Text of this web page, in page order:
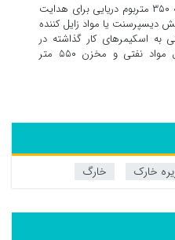
وی اظهار کرد: شناور دریاپاک مجهز به ۳۵۰ متربوم دریایی برای هدایت
دیسپرسنت یا مواد زایل کننده
به اسکیمرهای کار گذاشته در
شناور، انواع اسکیم‌ها، پمپ انتقال مواد نفتی و مخزن ۵۵۰ متر
خارک خارگ